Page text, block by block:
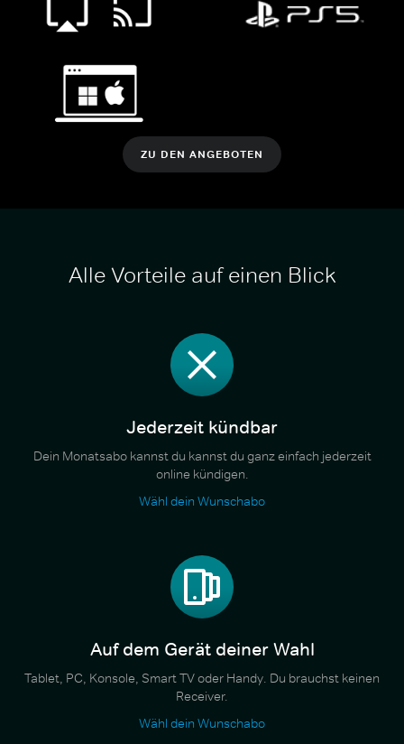
ZU DEN ANGEBOTEN
Alle Vorteile auf einen Blick
Jederzeit kündbar
Dein Monatsabo kannst du kannst du ganz einfach jederzeit
online kündigen.
Wähl dein Wunschabo
Auf dem Gerät deiner Wahl
Tablet, PC, Konsole, Smart TV oder Handy. Du brauchst keinen
Receiver.
Wähl dein Wunschabo